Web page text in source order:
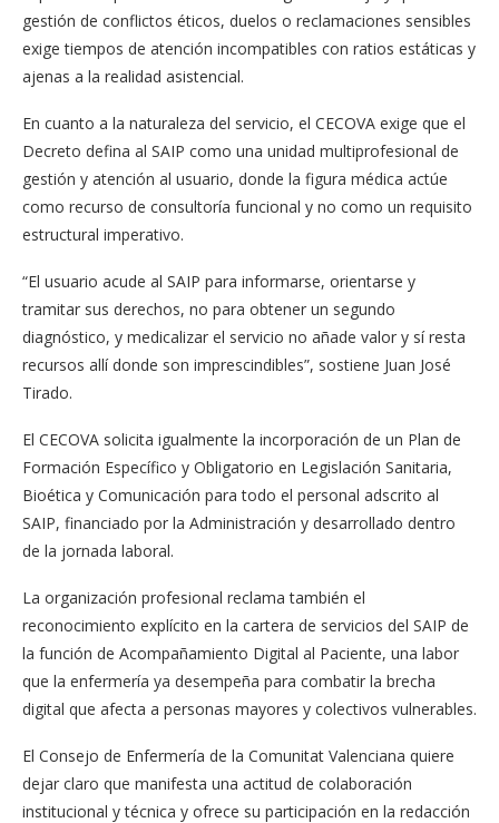
gestión de conflictos éticos, duelos o reclamaciones sensibles
exige tiempos de atención incompatibles con ratios estáticas y
ajenas a la realidad asistencial.
En cuanto a la naturaleza del servicio, el CECOVA exige que el
Decreto defina al SAIP como una unidad multiprofesional de
gestión y atención al usuario, donde la figura médica actúe
como recurso de consultoría funcional y no como un requisito
estructural imperativo.
“El usuario acude al SAIP para informarse, orientarse y
tramitar sus derechos, no para obtener un segundo
diagnóstico, y medicalizar el servicio no añade valor y sí resta
recursos allí donde son imprescindibles”, sostiene Juan José
Tirado.
El CECOVA solicita igualmente la incorporación de un Plan de
Formación Específico y Obligatorio en Legislación Sanitaria,
Bioética y Comunicación para todo el personal adscrito al
SAIP, financiado por la Administración y desarrollado dentro
de la jornada laboral.
La organización profesional reclama también el
reconocimiento explícito en la cartera de servicios del SAIP de
la función de Acompañamiento Digital al Paciente, una labor
que la enfermería ya desempeña para combatir la brecha
digital que afecta a personas mayores y colectivos vulnerables.
El Consejo de Enfermería de la Comunitat Valenciana quiere
dejar claro que manifesta una actitud de colaboración
institucional y técnica y ofrece su participación en la redacción